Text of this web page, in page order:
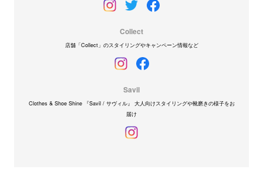
Collect
店舗「Collect」のスタイリングやキャンペーン情報など
Savil
Clothes & Shoe Shine 『Savil / サヴィル』 大人向けスタイリングや靴磨きの様子をお
届け